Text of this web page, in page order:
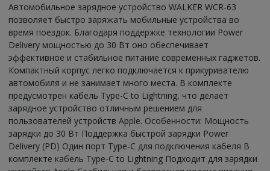
Автомобильное зарядное устройство WALKER WCR-63
позволяет быстро заряжать мобильные устройства во
время поездок. Благодаря поддержке технологии Power
Delivery мощностью до 30 Вт оно обеспечивает
эффективное и стабильное питание современных гаджетов.
Компактный корпус легко подключается к прикуривателю
автомобиля и не занимает много места. В комплекте
предусмотрен кабель Type-C to Lightning, что делает
зарядное устройство отличным решением для
пользователей устройств Apple. Особенности: Мощность
зарядки до 30 Вт Поддержка быстрой зарядки Power
Delivery (PD) Один порт Type-C для подключения кабеля В
комплекте кабель Type-C to Lightning Подходит для зарядки